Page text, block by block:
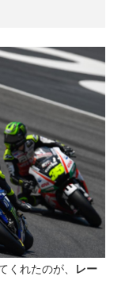
くれたのが、
レー